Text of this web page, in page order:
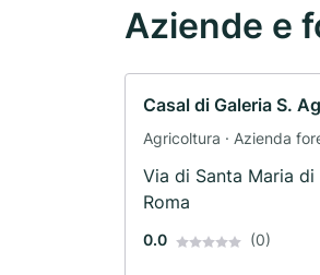
Aziende e
Casal di Galeria S.
Agricoltura · Azienda
Via di Santa Maria
Roma
0.0 (0)